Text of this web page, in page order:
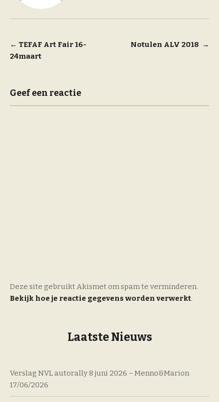
Bericht
navigatie
← TEFAF Art Fair 16-
24maart
Notulen ALV 2018 →
Geef een reactie
Deze site gebruikt Akismet om spam te verminderen.
Bekijk hoe je reactie gegevens worden verwerkt.
Laatste Nieuws
Verslag NVL autorally 8 juni 2026 – Menno&Marion
17/06/2026